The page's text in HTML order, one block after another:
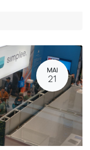
MAI
21